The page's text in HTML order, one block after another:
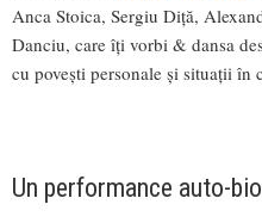
Anca Stoica, Sergiu Diță,
Danciu, care îți vorbi & dansa
cu povești personale și situații în
Un performance auto-